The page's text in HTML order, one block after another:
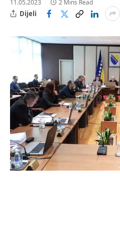
11.05.2023 2 Mins Read
Dijeli